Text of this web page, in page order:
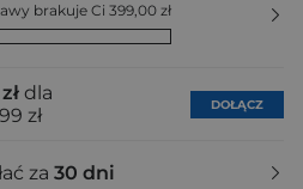
brakuje Ci 399,00 zł
dla
zł
DOŁĄCZ
za 30 dni